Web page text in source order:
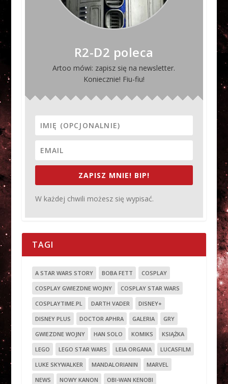
R2-D2 poleca
Artoo mówi: zapisz się na newsletter.
Koniecznie! Fiu-fiu!
ZAPISZ MNIE! BIP!
W każdej chwili możesz się wypisać.
TAGI
A STAR WARS STORY BOBA FETT
COSPLAY
COSPLAY GWIEZDNE WOJNY
COSPLAY STAR WARS
COSPLAYTIME.PL
DARTH VADER
DISNEY+
DISNEY PLUS
DOCTOR APHRA GALERIA
GRY
GWIEZDNE WOJNY
HAN SOLO KOMIKS
KSIĄŻKA
LEGO
LEGO STAR WARS LEIA ORGANA
LUCASFILM
LUKE SKYWALKER
MANDALORIANIN
MARVEL
NEWS
NOWY KANON
OBI-WAN KENOBI